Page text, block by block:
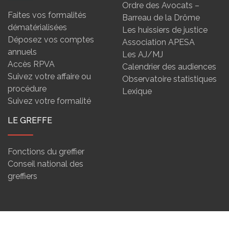
Faites vos formalités
dématérialisées
Déposez vos comptes
annuels
Accès RPVA
Suivez votre affaire ou
procédure
Suivez votre formalité
Ordre des Avocats –
Barreau de la Drôme
Les huissiers de justice
Association APESA
Les AJ/MJ
Calendrier des audiences
Observatoire statistiques
Lexique
LE GREFFE
Fonctions du greffier
Conseil national des
greffiers